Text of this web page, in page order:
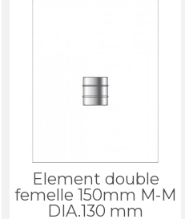
Element double
femelle 150mm M-M
DIA.130 mm